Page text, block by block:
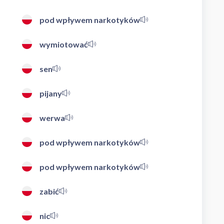
pod wpływem narkotyków
wymiotować
sen
pijany
werwa
pod wpływem narkotyków
pod wpływem narkotyków
zabić
nic